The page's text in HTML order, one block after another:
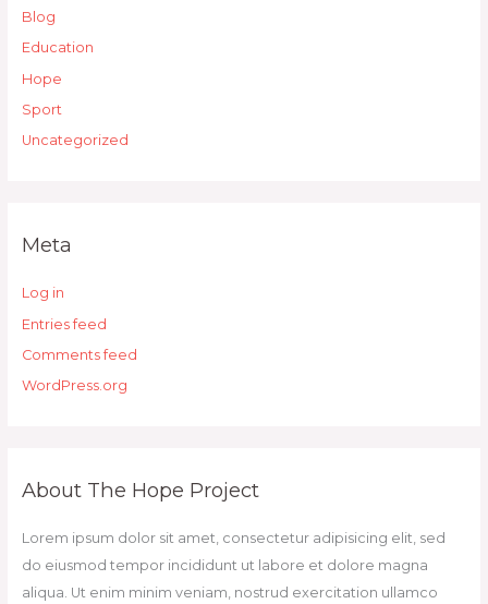
Blog
Education
Hope
Sport
Uncategorized
Meta
Log in
Entries feed
Comments feed
WordPress.org
About The Hope Project
Lorem ipsum dolor sit amet, consectetur adipisicing elit, sed
do eiusmod tempor incididunt ut labore et dolore magna
aliqua. Ut enim minim veniam, nostrud exercitation ullamco